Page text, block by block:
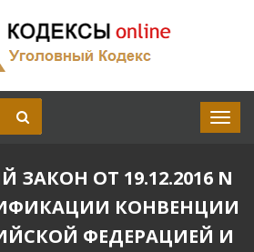
ОТ 19.12.2016 N
КОНВЕНЦИИ
ФЕДЕРАЦИЕЙ И